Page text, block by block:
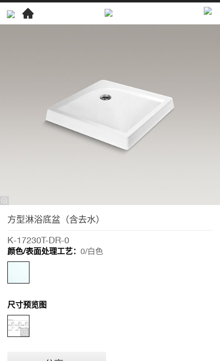
方
盆
水）
方型淋浴底盆（含去水）
K-17230T-DR-0
颜色/表面处理工艺： 0/白色
尺寸预览图